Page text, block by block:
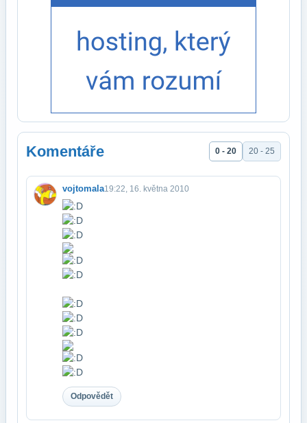
Komentáře 0 - 20 20 - 25
vojtomala19:22, 16. května 2010
Odpovědět